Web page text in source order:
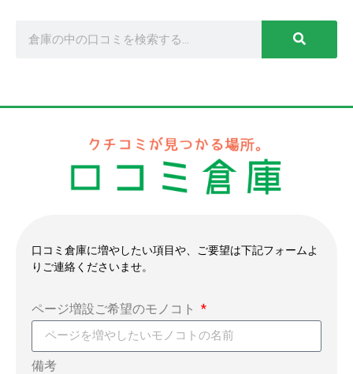
口コミ倉庫に増やしたい項目や、ご要望は下記フォームよ
りご連絡くださいませ。
ページ増設ご希望のモノコト
備考